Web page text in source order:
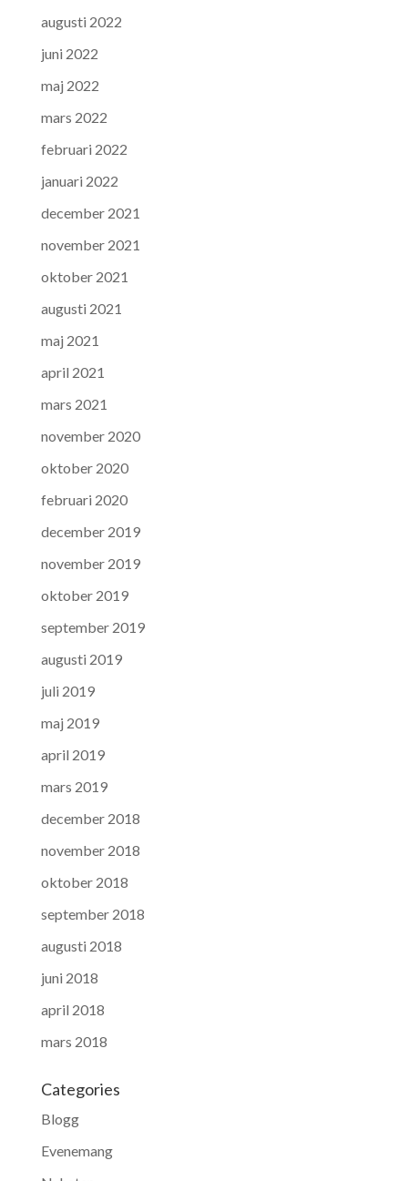
augusti 2022
juni 2022
maj 2022
mars 2022
februari 2022
januari 2022
december 2021
november 2021
oktober 2021
augusti 2021
maj 2021
april 2021
mars 2021
november 2020
oktober 2020
februari 2020
december 2019
november 2019
oktober 2019
september 2019
augusti 2019
juli 2019
maj 2019
april 2019
mars 2019
december 2018
november 2018
oktober 2018
september 2018
augusti 2018
juni 2018
april 2018
mars 2018
Categories
Blogg
Evenemang